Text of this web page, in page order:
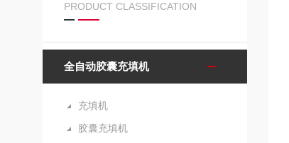
PRODUCT CLASSIFICATION
全自动胶囊充填机
充填机
胶囊充填机